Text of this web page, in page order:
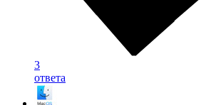
3
ответа